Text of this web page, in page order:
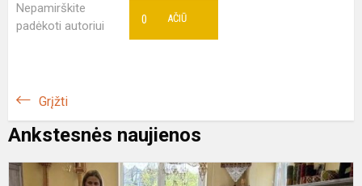
Nepamirškite
padėkoti autoriui
AČIŪ
0
Grįžti
Ankstesnės naujienos